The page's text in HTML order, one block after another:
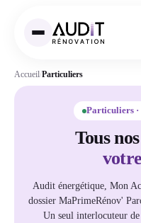
Accueil/Particuliers
Particuliers ·
Tous
Audit énergétique, Mon
dossier MaPrimeRénov'
Un seul interlocuteur